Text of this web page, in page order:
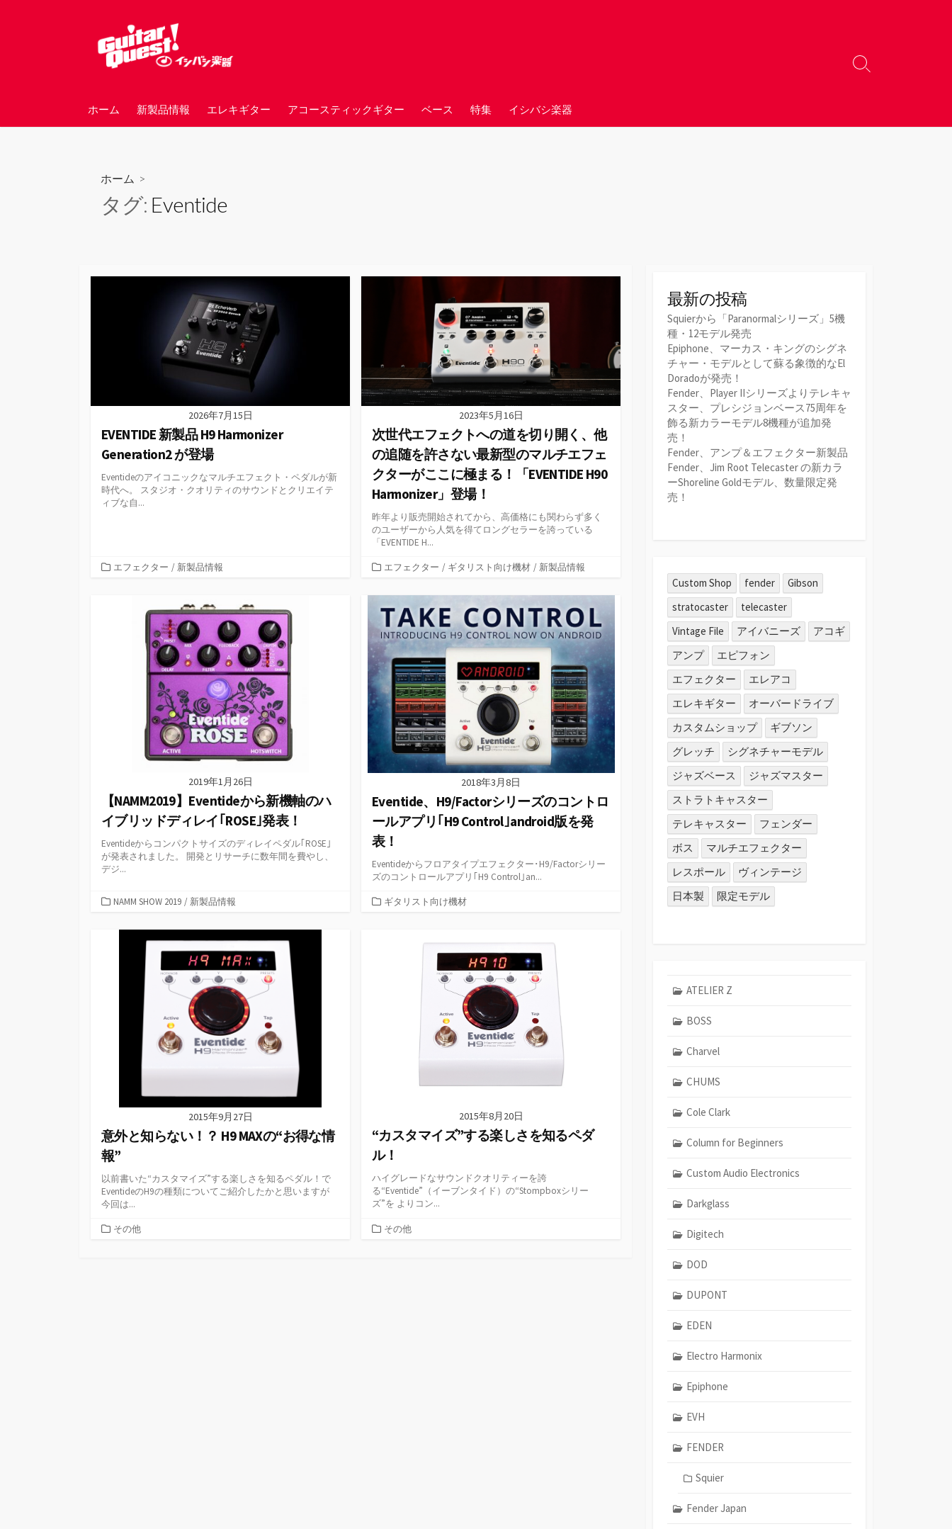
ホーム 新製品情報 エレキギター アコースティックギター ベース 特集 イシバシ楽器
検
替
ホーム >
タグ: Eventide
2026年7月15日
EVENTIDE 新製品 H9 Harmonizer
Generation2 が登場
Eventideのアイコニックなマルチエフェクト・ペダルが新
時代へ。 スタジオ・クオリティのサウンドとクリエイテ
ィブな自...
カエフェクター / 新製品情報
2023年5月16日
次世代エフェクトへの道を切り開く、他
の追随を許さない最新型のマルチエフェ
クターがここに極まる！「EVENTIDE H90
Harmonizer」登場！
昨年より販売開始されてから、高価格にも関わらず多く
のユーザーから人気を得てロングセラーを誇っている
「EVENTIDE H...
カ
ゴ
リ
エフェクター / ギタリスト向け機材 / 新製品情報
2019年1月26日
【NAMM2019】Eventideから新機軸のハ
イブリッドディレイ｢ROSE｣発表！
Eventideからコンパクトサイズのディレイペダル｢ROSE｣
が発表されました。 開発とリサーチに数年間を費やし、
デジ...
カNAMM SHOW 2019 / 新製品情報
2018年3月8日
Eventide、H9/Factorシリーズのコントロ
ールアプリ｢H9 Control｣android版を発
表！
Eventideからフロアタイプエフェクター･H9/Factorシリー
ズのコントロールアプリ｢H9 Control｣an...
カギタリスト向け機材
2015年9月27日
意外と知らない！？ H9 MAXの“お得な情
報”
以前書いた“カスタマイズ”する楽しさを知るペダル！で
EventideのH9の種類についてご紹介したかと思いますが
今回は...
カその他
2015年8月20日
“カスタマイズ”する楽しさを知るペダ
ル！
ハイグレードなサウンドクオリティーを誇
る“Eventide”（イーブンタイド）の“Stompboxシリー
ズ”を よりコン...
カその他
最新の投稿
Squierから「Paranormalシリーズ」5機
種・12モデル発売
Epiphone、マーカス・キングのシグネ
チャー・モデルとして蘇る象徴的なEl
Doradoが発売！
Fender、Player IIシリーズよりテレキャ
スター、プレシジョンベース75周年を
飾る新カラーモデル8機種が追加発
売！
Fender、アンプ＆エフェクター新製品
Fender、Jim Root Telecaster の新カラ
ーShoreline Goldモデル、数量限定発
売！
Custom Shop fender
Gibson
stratocaster
telecaster
Vintage File
アイバニーズ
アコギ
アンプ
エピフォン
エフェクター
エレアコ
エレキギター
オーバードライブ
カスタムショップ
ギブソン
グレッチ
シグネチャーモデル
ジャズベース
ジャズマスター
ストラトキャスター
テレキャスター
フェンダー
ボス
マルチエフェクター
レスポール
ヴィンテージ
日本製
限定モデル
ATELIER Z
BOSS
Charvel
CHUMS
Cole Clark
Column for Beginners
Custom Audio Electronics
Darkglass
Digitech
DOD
DUPONT
EDEN
Electro Harmonix
Epiphone
EVH
FENDER
Squier
Fender Japan